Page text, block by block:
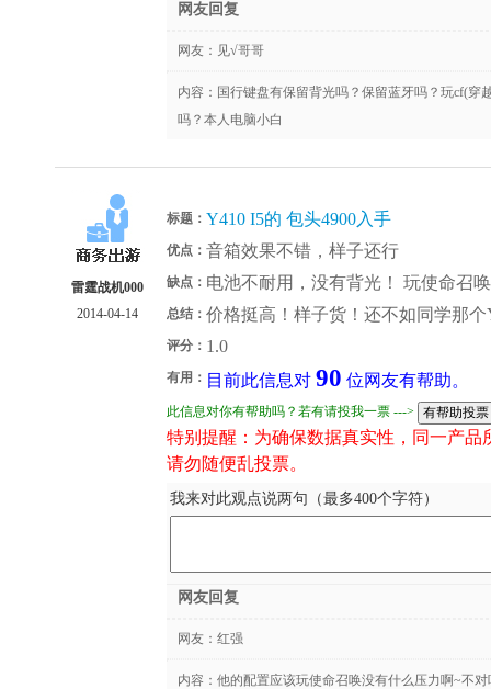
网友回复
网友： 见√哥哥
内容：国行键盘有保留背光吗？保留蓝牙吗？玩cf(穿
吗？本人电脑小白
雷霆战机000
2014-04-14
标题： Y410 I5的 包头4900入手
优点： 音箱效果不错，样子还行
缺点： 电池不耐用，没有背光！ 玩使命召
总结： 价格挺高！样子货！还不如同学那个
评分： 1.0
有用： 目前此信息对 90 位网友有帮助。
此信息对你有帮助吗？若有请投我一票 --->
特别提醒：为确保数据真实性，同一产
请勿随便乱投票。
我来对此观点说两句（最多400个字符）
网友回复
网友： 红强
内容：他的配置应该玩使命召唤没有什么压力啊~不对